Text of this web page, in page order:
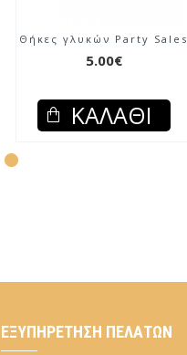
Θήκες γλυκών Party Sales
5.00€
ΚΑΛΆΘΙ
ΕΞΥΠΗΡΈΤΗΣΗ ΠΕΛΑΤΏΝ